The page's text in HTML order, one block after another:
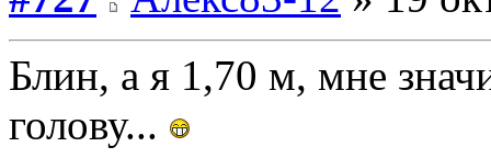
Блин, а я 1,70 м, мне
голову...